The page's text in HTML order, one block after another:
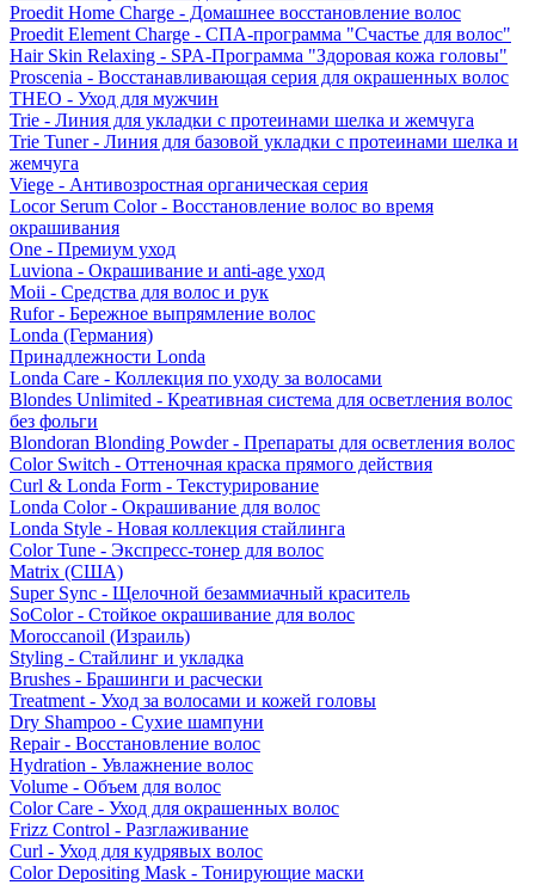
Proedit Home Charge - Домашнее восстановление волос
Proedit Element Charge - СПА-программа "Счастье для волос"
Hair Skin Relaxing - SPA-Программа "Здоровая кожа головы"
Proscenia - Восстанавливающая серия для окрашенных волос
THEO - Уход для мужчин
Trie - Линия для укладки с протеинами шелка и жемчуга
Trie Tuner - Линия для базовой укладки с протеинами шелка и
жемчуга
Viege - Антивозростная органическая серия
Locor Serum Color - Восстановление волос во время
окрашивания
One - Премиум уход
Luviona - Окрашивание и anti-age уход
Moii - Средства для волос и рук
Rufor - Бережное выпрямление волос
Londa (Германия)
Принадлежности Londa
Londa Care - Коллекция по уходу за волосами
Blondes Unlimited - Креативная система для осветления волос
без фольги
Blondoran Blonding Powder - Препараты для осветления волос
Color Switch - Оттеночная краска прямого действия
Curl & Londa Form - Текстурирование
Londa Color - Окрашивание для волос
Londa Style - Новая коллекция стайлинга
Color Tune - Экспресс-тонер для волос
Matrix (США)
Super Sync - Щелочной безаммиачный краситель
SoColor - Стойкое окрашивание для волос
Moroccanoil (Израиль)
Styling - Стайлинг и укладка
Brushes - Брашинги и расчески
Treatment - Уход за волосами и кожей головы
Dry Shampoo - Сухие шампуни
Repair - Восстановление волос
Hydration - Увлажнение волос
Volume - Объем для волос
Color Care - Уход для окрашенных волос
Frizz Control - Разглаживание
Curl - Уход для кудрявых волос
Color Depositing Mask - Тонирующие маски